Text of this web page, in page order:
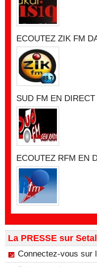
ECOUTEZ ZIK FM
SUD FM EN DIRECT
ECOUTEZ RFM EN
La PRESSE sur Setal
Connectez-vous sur